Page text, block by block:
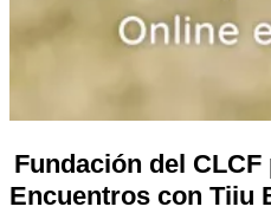
Fundación del CLCF
Encuentros con Tiiu